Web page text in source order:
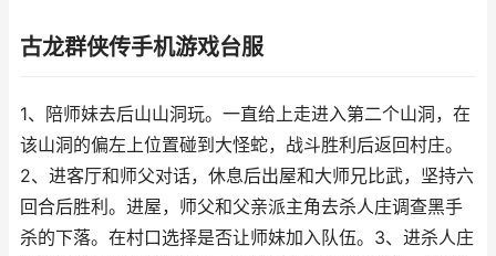
古龙群侠传手机游戏台服
1、陪师妹去后山山洞玩。一直给上走进入第二个山洞，在
该山洞的偏左上位置碰到大怪蛇，战斗胜利后返回村庄。
2、进客厅和师父对话，休息后出屋和大师兄比武，坚持六
回合后胜利。进屋，师父和父亲派主角去杀人庄调查黑手
杀的下落。在村口选择是否让师妹加入队伍。3、进杀人庄